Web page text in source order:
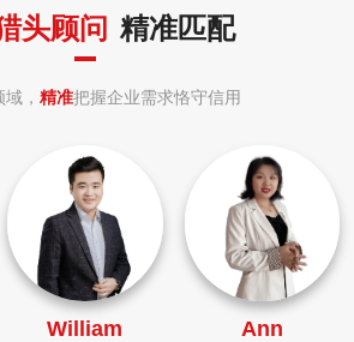
头顾问 精准匹配
， 精准把握企业需求恪守信用
William Ann